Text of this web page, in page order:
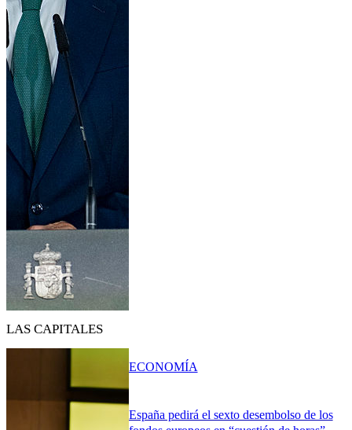
LAS CAPITALES
España pedirá el sexto desembolso de los
ECONOMÍA